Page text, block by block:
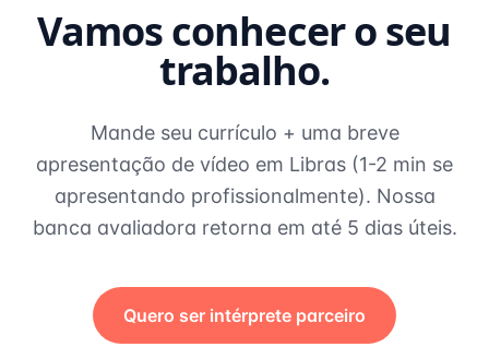
Vamos conhecer o seu
trabalho.
Mande seu currículo + uma breve
apresentação de vídeo em Libras (1-2 min se
apresentando profissionalmente). Nossa
banca avaliadora retorna em até 5 dias úteis.
Quero ser intérprete parceiro